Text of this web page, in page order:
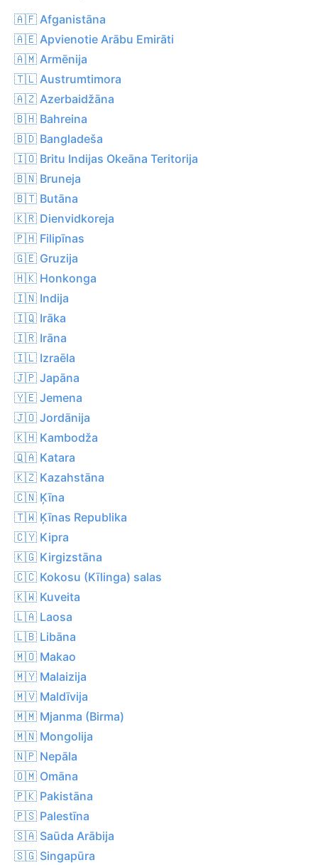
🇦🇫 Afganistāna
🇦🇪 Apvienotie Arābu Emirāti
🇦🇲 Armēnija
🇹🇱 Austrumtimora
🇦🇿 Azerbaidžāna
🇧🇭 Bahreina
🇧🇩 Bangladeša
🇮🇴 Britu Indijas Okeāna Teritorija
🇧🇳 Bruneja
🇧🇹 Butāna
🇰🇷 Dienvidkoreja
🇵🇭 Filipīnas
🇬🇪 Gruzija
🇭🇰 Honkonga
🇮🇳 Indija
🇮🇶 Irāka
🇮🇷 Irāna
🇮🇱 Izraēla
🇯🇵 Japāna
🇾🇪 Jemena
🇯🇴 Jordānija
🇰🇭 Kambodža
🇶🇦 Katara
🇰🇿 Kazahstāna
🇨🇳 Ķīna
🇹🇼 Ķīnas Republika
🇨🇾 Kipra
🇰🇬 Kirgizstāna
🇨🇨 Kokosu (Kīlinga) salas
🇰🇼 Kuveita
🇱🇦 Laosa
🇱🇧 Libāna
🇲🇴 Makao
🇲🇾 Malaizija
🇲🇻 Maldīvija
🇲🇲 Mjanma (Birma)
🇲🇳 Mongolija
🇳🇵 Nepāla
🇴🇲 Omāna
🇵🇰 Pakistāna
🇵🇸 Palestīna
🇸🇦 Saūda Arābija
🇸🇬 Singapūra